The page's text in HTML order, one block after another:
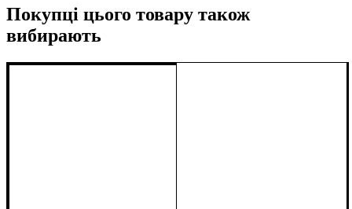
Покупці цього товару також
вибирають